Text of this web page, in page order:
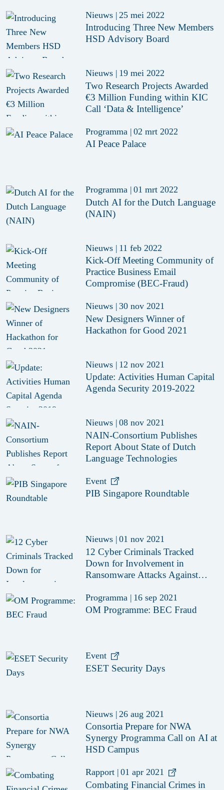
Nieuws | 25 mei 2022
Introducing Three New Members
HSD Advisory Board
Nieuws | 19 mei 2022
Two Research Projects Awarded
€3 Million Funding within KIC
Call ‘Data & Intelligence’
Programma | 02 mrt 2022
AI Peace Palace
Programma | 01 mrt 2022
Dutch AI for the Dutch Language
(NAIN)
Nieuws | 11 feb 2022
Kick-Off Meeting Community of
Practice Business Email
Compromise (BEC-Fraud)
Nieuws | 30 nov 2021
New Designers Winner of
Hackathon for Good 2021
Nieuws | 12 nov 2021
Update: Activities Human Capital
Agenda Security 2019-2022
Nieuws | 08 nov 2021
NAIN-Consortium Publishes
Report About State of Dutch
Language Technologies
Event
PIB Singapore Roundtable
Nieuws | 01 nov 2021
12 Cyber Criminals Tracked
Down for Involvement in
Ransomware Attacks Against
Programma | 16 sep 2021
OM Programme: BEC Fraud
Event
ESET Security Days
Nieuws | 26 aug 2021
Consortia Prepare for NWA
Synergy Programma Call on AI at
HSD Campus
Rapport | 01 apr 2021
Combating Financial Crimes in